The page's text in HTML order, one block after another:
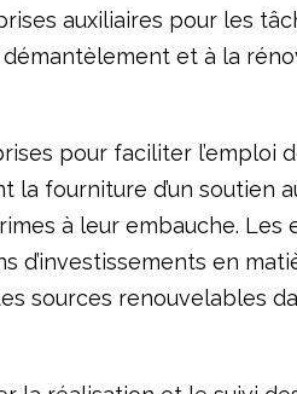
auxiliaires pour les
démantèlement et à la
pour faciliter l’emploi
la fourniture d’un soutien
à leur embauche. Les
d’investissements en
sources renouvelables